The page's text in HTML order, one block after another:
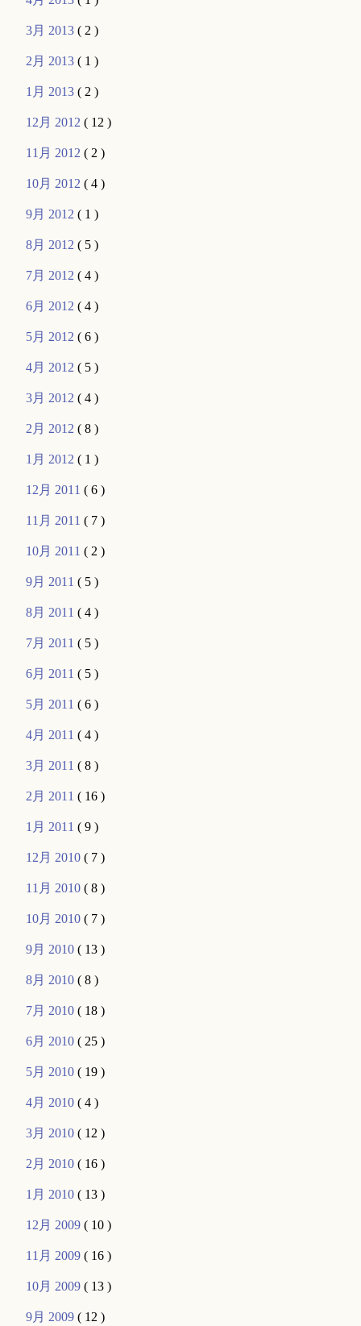
3月 2013( 2 )
2月 2013( 1 )
1月 2013( 2 )
12月 2012( 12 )
11月 2012( 2 )
10月 2012( 4 )
9月 2012( 1 )
8月 2012( 5 )
7月 2012( 4 )
6月 2012( 4 )
5月 2012( 6 )
4月 2012( 5 )
3月 2012( 4 )
2月 2012( 8 )
1月 2012( 1 )
12月 2011( 6 )
11月 2011( 7 )
10月 2011( 2 )
9月 2011( 5 )
8月 2011( 4 )
7月 2011( 5 )
6月 2011( 5 )
5月 2011( 6 )
4月 2011( 4 )
3月 2011( 8 )
2月 2011( 16 )
1月 2011( 9 )
12月 2010( 7 )
11月 2010( 8 )
10月 2010( 7 )
9月 2010( 13 )
8月 2010( 8 )
7月 2010( 18 )
6月 2010( 25 )
5月 2010( 19 )
4月 2010( 4 )
3月 2010( 12 )
2月 2010( 16 )
1月 2010( 13 )
12月 2009( 10 )
11月 2009( 16 )
10月 2009( 13 )
9月 2009( 12 )